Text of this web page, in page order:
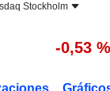
Stockholm
-0,53 %